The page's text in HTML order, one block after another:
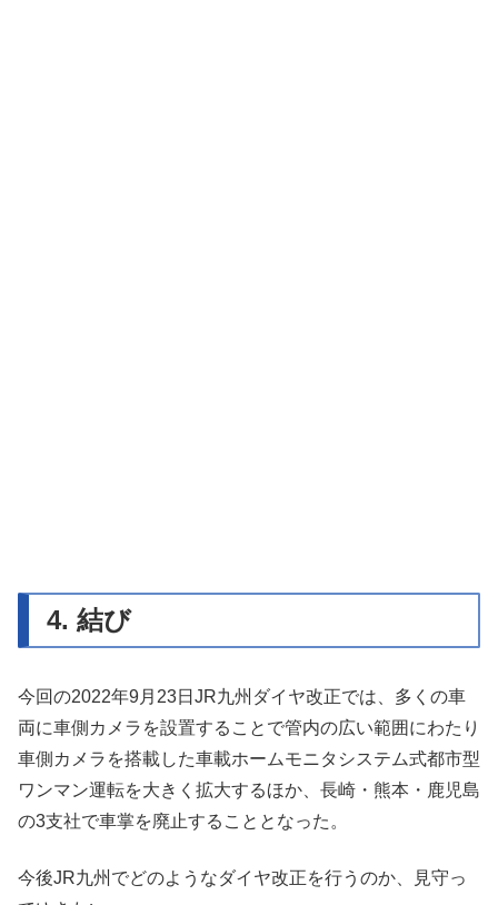
4. 結び
今回の2022年9月23日JR九州ダイヤ改正では、多くの車
両に車側カメラを設置することで管内の広い範囲にわたり
車側カメラを搭載した車載ホームモニタシステム式都市型
ワンマン運転を大きく拡大するほか、長崎・熊本・鹿児島
の3支社で車掌を廃止することとなった。
今後JR九州でどのようなダイヤ改正を行うのか、見守っ